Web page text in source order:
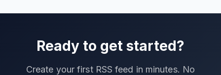
Ready to get started?
Create your first RSS feed in minutes. No